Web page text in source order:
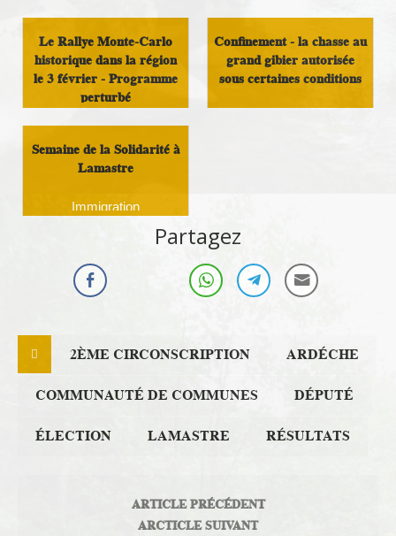
autour du Doux
Le Rallye Monte-Carlo
historique dans la région
le 3 février - Programme
perturbé
Confinement - la chasse au
grand gibier autorisée
sous certaines conditions
Semaine de la Solidarité à
Lamastre
Immigration
Partagez
2ÈME CIRCONSCRIPTION ARDÉCHE
COMMUNAUTÉ DE COMMUNES DÉPUTÉ
ÉLECTION LAMASTRE RÉSULTATS
ARTICLE PRÉCÉDENT
ARCTICLE SUIVANT